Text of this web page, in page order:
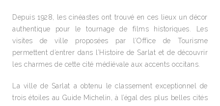
Depuis 1928, les cinéastes ont trouvé en ces lieux un décor
authentique pour le tournage de films historiques. Les
visites de ville proposées par l’Office de Tourisme
permettent d’entrer dans l’Histoire de Sarlat et de découvrir
les charmes de cette cité médiévale aux accents occitans.
La ville de Sarlat a obtenu le classement exceptionnel de
trois étoiles au Guide Michelin, à l’égal des plus belles cités